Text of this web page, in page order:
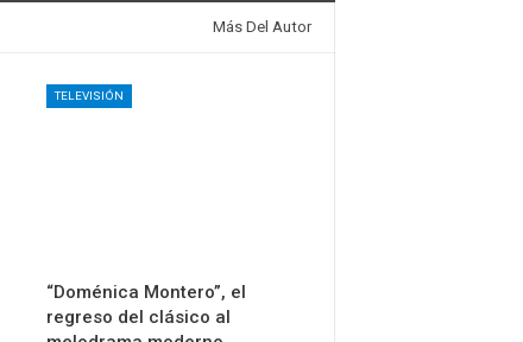
Más Del Autor
TELEVISIÓN
“Doménica Montero”, el
regreso del clásico al